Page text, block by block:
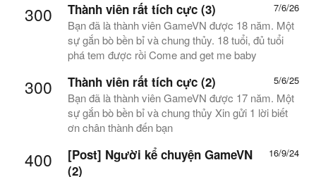
300 7/6/26
Thành viên rất tích cực (3)
Bạn đã là thành viên GameVN được 18 năm. Một
sự gắn bò bền bỉ và chung thủy. 18 tuổi, đủ tuổi
phá tem được rồi Come and get me baby
300 5/6/25
Thành viên rất tích cực (2)
Bạn đã là thành viên GameVN được 17 năm. Một
sự gắn bò bền bỉ và chung thủy Xin gửi 1 lời biết
ơn chân thành đến bạn
400 16/9/24
[Post] Người kể chuyện GameVN
(2)